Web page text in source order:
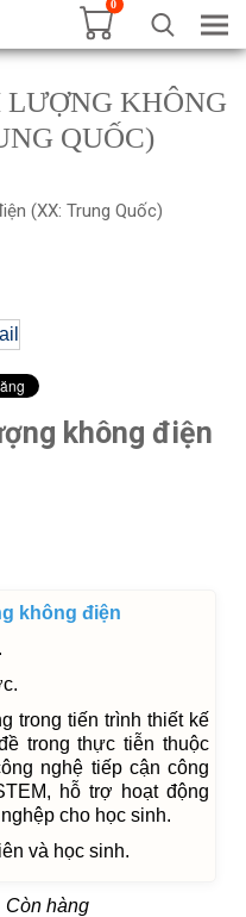
0
KHÔNG
QUỐC)
(XX: Trung Quốc)
không điện
không điện
trong tiến trình thiết kế
trong thực tiễn thuộc
nghệ tiếp cận công
hỗ trợ hoạt động
cho học sinh.
và học sinh.
Còn hàng